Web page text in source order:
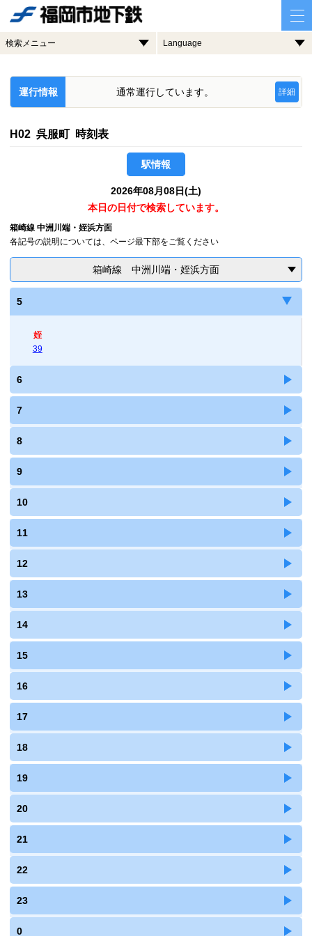
検索メニュー Language
運行情報 通常運行しています。 詳細
H02 呉服町 時刻表
駅情報
2026年08月08日(土)
本日の日付で検索しています。
箱崎線 中洲川端・姪浜方面
各記号の説明については、ページ最下部をご覧ください
箱崎線 中洲川端・姪浜方面
5
姪
39
6
7
8
9
10
11
12
13
14
15
16
17
18
19
20
21
22
23
0